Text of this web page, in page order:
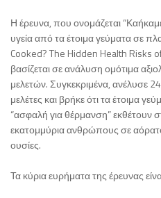
Η έρευνα, που ονομάζεται
υγεία από τα έτοιμα γεύματα σε
Cooked? The Hidden Health Risks
βασίζεται σε ανάλυση ομότιμα
μελετών. Συγκεκριμένα, ανέλυσε
μελέτες και βρήκε ότι τα έτοιμα
“ασφαλή για θέρμανση” εκθέτουν
εκατομμύρια ανθρώπους σε
ουσίες.
Τα κύρια ευρήματα της έρευνας